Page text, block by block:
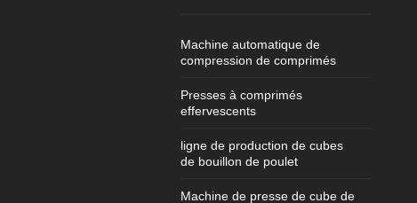
Machine automatique de
compression de comprimés
Presses à comprimés
effervescents
ligne de production de cubes
de bouillon de poulet
Machine de presse de cube de